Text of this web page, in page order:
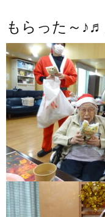
「も
もらった～♪♬